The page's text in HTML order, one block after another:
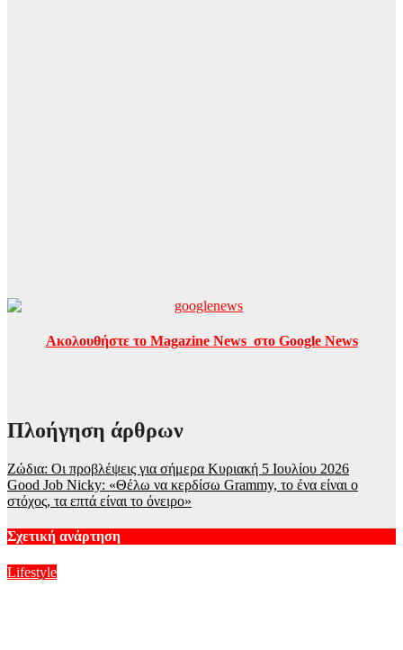
Ακολουθήστε το Magazine News στο Google News
Πλοήγηση άρθρων
Ζώδια: Οι προβλέψεις για σήμερα Κυριακή 5 Ιουλίου 2026
Good Job Nicky: «Θέλω να κερδίσω Grammy, τo ένα είναι ο
στόχος, τα επτά είναι το όνειρο»
Σχετική ανάρτηση
Lifestyle